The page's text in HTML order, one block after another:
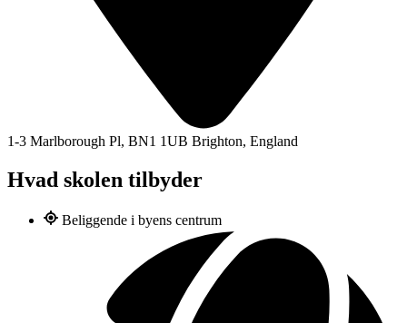
1-3 Marlborough Pl, BN1 1UB Brighton, England
Hvad skolen tilbyder
Beliggende i byens centrum